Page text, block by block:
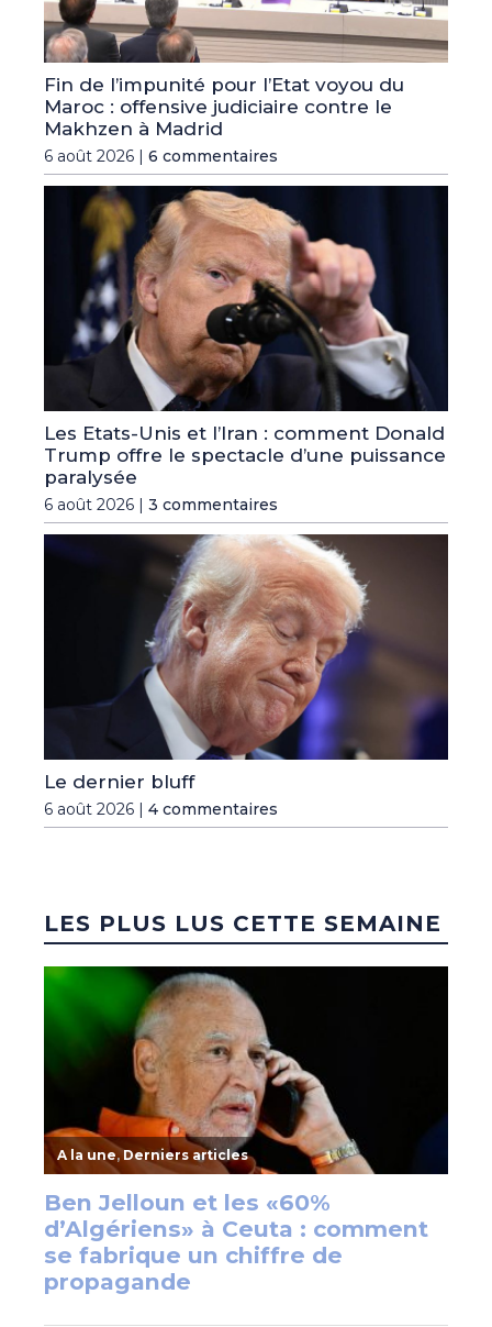
Fin de l’impunité pour l’Etat voyou du
Maroc : offensive judiciaire contre le
Makhzen à Madrid
6 août 2026 | 6 commentaires
Les Etats-Unis et l’Iran : comment Donald
Trump offre le spectacle d’une puissance
paralysée
6 août 2026 | 3 commentaires
Le dernier bluff
6 août 2026 | 4 commentaires
LES PLUS LUS CETTE SEMAINE